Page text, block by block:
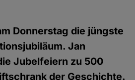
Donnerstag die jüngste
Jan
Jubelfeiern zu 500
der Geschichte.